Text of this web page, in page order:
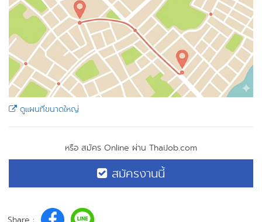
ดูแผนที่ขนาดใหญ่
หรือ สมัคร Online ผ่าน ThaiJob.com
สมัครงานนี้